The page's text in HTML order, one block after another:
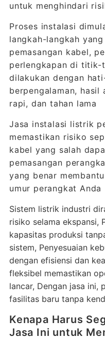
untuk menghindari
Proses instalasi
langkah-langkah
pemasangan kabel,
perlengkapan di titik-
dilakukan dengan
berpengalaman, hasil
rapi, dan tahan lama
Jasa instalasi listrik
memastikan risiko
kabel yang salah
pemasangan
yang benar
umur perangkat Anda
Sistem listrik industri
risiko selama ekspansi,
kapasitas produksi
sistem, Penyesuaian
dengan efisiensi dan
fleksibel memastikan
lancar, Dengan jasa ini,
fasilitas baru tanpa
Kenapa Harus
Jasa Ini untuk